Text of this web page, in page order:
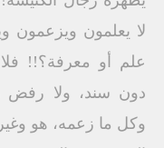
لا يعلمون ويزعمون
علم أو معرفة؟‍‍!! فلا
دون سند، ولا رفض
وكل ما زعمه، هو